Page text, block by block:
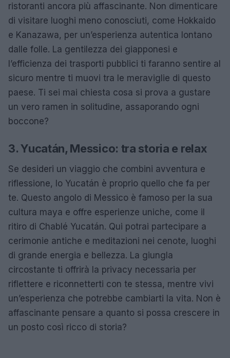
ristoranti ancora più affascinante. Non dimenticare
di visitare luoghi meno conosciuti, come Hokkaido
e Kanazawa, per un’esperienza autentica lontano
dalle folle. La gentilezza dei giapponesi e
l’efficienza dei trasporti pubblici ti faranno sentire al
sicuro mentre ti muovi tra le meraviglie di questo
paese. Ti sei mai chiesta cosa si prova a gustare
un vero ramen in solitudine, assaporando ogni
boccone?
3. Yucatán, Messico: tra storia e relax
Se desideri un viaggio che combini avventura e
riflessione, lo Yucatán è proprio quello che fa per
te. Questo angolo di Messico è famoso per la sua
cultura maya e offre esperienze uniche, come il
ritiro di Chablé Yucatán. Qui potrai partecipare a
cerimonie antiche e meditazioni nei cenote, luoghi
di grande energia e bellezza. La giungla
circostante ti offrirà la privacy necessaria per
riflettere e riconnetterti con te stessa, mentre vivi
un’esperienza che potrebbe cambiarti la vita. Non è
affascinante pensare a quanto si possa crescere in
un posto così ricco di storia?